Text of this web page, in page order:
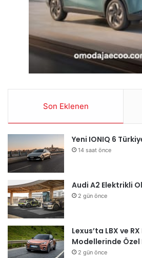
Son Eklenen
Yeni IONIQ 6
14 saat önce
Audi A2 Elektrikli
2 gün önce
Lexus’ta LBX ve
Modellerinde Özel
2 gün önce